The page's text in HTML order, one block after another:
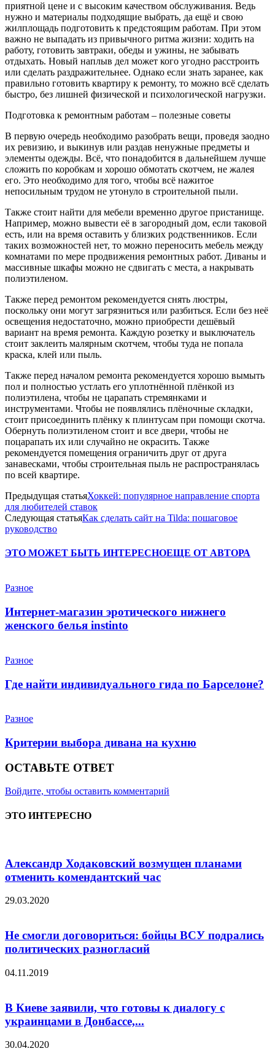
приятной цене и с высоким качеством обслуживания. Ведь
нужно и материалы подходящие выбрать, да ещё и свою
жилплощадь подготовить к предстоящим работам. При этом
важно не выпадать из привычного ритма жизни: ходить на
работу, готовить завтраки, обеды и ужины, не забывать
отдыхать. Новый наплыв дел может кого угодно расстроить
или сделать раздражительнее. Однако если знать заранее, как
правильно готовить квартиру к ремонту, то можно всё сделать
быстро, без лишней физической и психологической нагрузки.
Подготовка к ремонтным работам – полезные советы
В первую очередь необходимо разобрать вещи, проведя заодно
их ревизию, и выкинув или раздав ненужные предметы и
элементы одежды. Всё, что понадобится в дальнейшем лучше
сложить по коробкам и хорошо обмотать скотчем, не жалея
его. Это необходимо для того, чтобы всё нажитое
непосильным трудом не утонуло в строительной пыли.
Также стоит найти для мебели временно другое пристанище.
Например, можно вывести её в загородный дом, если таковой
есть, или на время оставить у близких родственников. Если
таких возможностей нет, то можно переносить мебель между
комнатами по мере продвижения ремонтных работ. Диваны и
массивные шкафы можно не сдвигать с места, а накрывать
полиэтиленом.
Также перед ремонтом рекомендуется снять люстры,
поскольку они могут загрязниться или разбиться. Если без неё
освещения недостаточно, можно приобрести дешёвый
вариант на время ремонта. Каждую розетку и выключатель
стоит заклеить малярным скотчем, чтобы туда не попала
краска, клей или пыль.
Также перед началом ремонта рекомендуется хорошо вымыть
пол и полностью устлать его уплотнённой плёнкой из
полиэтилена, чтобы не царапать стремянками и
инструментами. Чтобы не появлялись плёночные складки,
стоит присоединить плёнку к плинтусам при помощи скотча.
Обернуть полиэтиленом стоит и все двери, чтобы не
поцарапать их или случайно не окрасить. Также
рекомендуется помещения ограничить друг от друга
занавесками, чтобы строительная пыль не распространялась
по всей квартире.
Предыдущая статьяХоккей: популярное направление спорта
для любителей ставок
Следующая статьяКак сделать сайт на Tilda: пошаговое
руководство
ЭТО МОЖЕТ БЫТЬ ИНТЕРЕСНОЕЩЕ ОТ АВТОРА
Разное
Интернет-магазин эротического нижнего
женского белья instinto
Разное
Где найти индивидуального гида по Барселоне?
Разное
Критерии выбора дивана на кухню
ОСТАВЬТЕ ОТВЕТ
Войдите, чтобы оставить комментарий
ЭТО ИНТЕРЕСНО
Александр Ходаковский возмущен планами
отменить комендантский час
29.03.2020
Не смогли договориться: бойцы ВСУ подрались
политических разногласий
04.11.2019
В Киеве заявили, что готовы к диалогу с
украинцами в Донбассе,...
30.04.2020